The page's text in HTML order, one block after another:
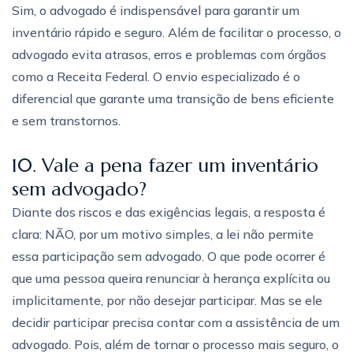
Sim, o advogado é indispensável para garantir um
inventário rápido e seguro. Além de facilitar o processo, o
advogado evita atrasos, erros e problemas com órgãos
como a Receita Federal. O envio especializado é o
diferencial que garante uma transição de bens eficiente
e sem transtornos.
10. Vale a pena fazer um inventário
sem advogado?
Diante dos riscos e das exigências legais, a resposta é
clara: NÃO, por um motivo simples, a lei não permite
essa participação sem advogado. O que pode ocorrer é
que uma pessoa queira renunciar à herança explícita ou
implicitamente, por não desejar participar. Mas se ele
decidir participar precisa contar com a assistência de um
advogado. Pois, além de tornar o processo mais seguro, o